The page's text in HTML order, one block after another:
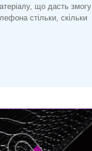
що дасть змогу
стільки, скільки